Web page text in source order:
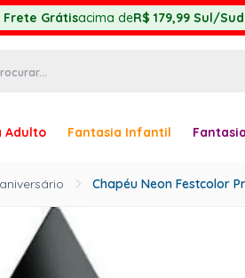
Frete Grátisacima deR$ 179,99 Sul/
Adulto Fantasia Infantil
Chapéu Neon Festcolor
pirata
paquita
º
harry potter